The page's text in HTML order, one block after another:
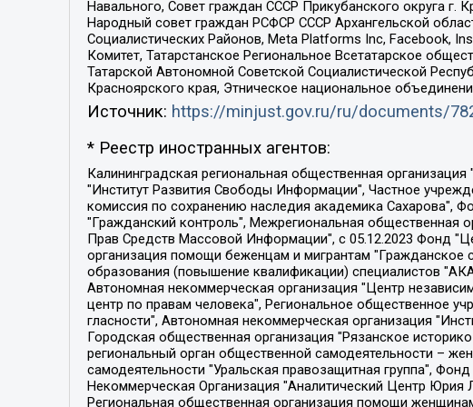
Навального, Совет граждан СССР Прикубанского округа
Народный совет граждан РСФСР СССР Архангельской
Социалистических Районов, Meta Platforms Inc, Facebook,
Комитет, Татарстанское Региональное Всетатарское
Татарской Автономной Советской Социалистической
Красноярского края, Этническое национальное
Источник: https://minjust.gov.ru/ru/documents/
* Реестр иностранных агентов:
Калининградская региональная общественная организация "Экозащита!-Женсовет", Фонд содействия защите прав и свобод граждан "Общественный вердикт", Фонд "Институт Развития Свободы Информации", Частное учреждение "Информационное агентство МЕМО. РУ", Региональная общественная организация "Общественная комиссия по сохранению наследия академика Сахарова", Фонд поддержки свободы прессы, Санкт-Петербургская общественная правозащитная организация "Гражданский контроль", Межрегиональная общественная организация "Информационно-просветительский центр "Мемориал", Региональный Фонд "Центр Защиты Прав Средств Массовой Информации", с 05.12.2023 Фонд "Центр Защиты Прав Средств массовой информации", Региональная общественная благотворительная организация помощи беженцам и мигрантам "Гражданское содействие", Негосударственное образовательное учреждение дополнительного профессионального образования (повышение квалификации) специалистов "АКАДЕМИЯ ПО ПРАВАМ ЧЕЛОВЕКА", Свердловская региональная общественная организация "Сутяжник", Автономная некоммерческая организация "Центр независимых социологических исследований", Союз общественных объединений "Российский исследовательский центр по правам человека", Региональное общественное учреждение научно-информационный центр "МЕМОРИАЛ", Некоммерческая организация "Фонд защиты гласности", Автономная некоммерческая организация "Институт прав человека", Городская общественная организация "Екатеринбургское общество "МЕМОРИАЛ", Городская общественная организация "Рязанское историко-просветительское и правозащитное общество "Мемориал" (Рязанский Мемориал), Челябинский региональный орган общественной самодеятельности – женское общественное объединение "Женщины Евразии", Челябинский региональный орган общественной самодеятельности "Уральская правозащитная группа", Фонд содействия защите здоровья и социальной справедливости имени Андрея Рылькова, Автономная Некоммерческая Организация "Аналитический Центр Юрия Левады", Автономная некоммерческая организация социальной поддержки населения "Проект Апрель", Региональная общественная организация помощи женщинам и детям, находящимся в кризисной ситуации "Информационно-методический центр "Анна", Фонд содействия развитию массовых коммуникаций и правовому просвещению "Так-так-Так", Фонд содействия устойчивому развитию "Серебряная тайга", Свердловский региональный общественный фонд социальных проектов "Новое время", "Idel.Реалии", Кавказ.Реалии, Крым.Реалии, Телеканал Настоящее Время, Татаро-башкирская служба Радио Свобода (Azatliq Radiosi), Радио Свободная Европа/Радио Свобода (PCE/PC), "Сибирь.Реалии", "Фактограф", Благотворительный фонд помощи осужденным и их семьям, Автономная некоммерческая организация "Институт глобализации и социальных движений", Фонд "В защиту прав заключенных", Частное учреждение "Центр поддержки и содействия развитию средств массовой информации", Пензенский региональный общественный благотворительный фонд "Гражданский союз", "Север.Реалии", Некоммерческая организация Фонд "Правовая инициатива", Общество с ограниченной ответственностью "Радио Свободная Европа/Радио Свобода", Чешское информационное агентство "MEDIUM-ORIENT", Красноярская региональная общественная организация "Мы против СПИДа", Камалягин Денис Николаевич, Маркелов Сергей Евгеньевич, Пономарев Лев Александрович, Савицкая Людмила Алексеевна, Автономная некоммерческая организация "Центр по работе с проблемой насилия "НАСИЛИЮ.НЕТ", Межрегиональный профессиональный союз работников здравоохранения "Альянс врачей",